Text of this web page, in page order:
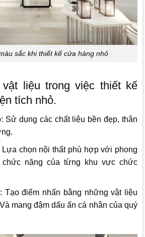
sắc khi thiết kế cửa hàng nhỏ
liệu trong việc thiết kế
tích nhỏ.
Sử dụng các chất liệu bền đẹp, thân
Lựa chọn nội thất phù hợp với phong
chức năng của từng khu vực chức
Tạo điểm nhấn bằng những vật liệu
mang đậm dấu ấn cá nhân của quý